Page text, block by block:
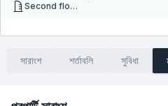
Second floor
সারাংশ শর্তাবলি সুবিধা